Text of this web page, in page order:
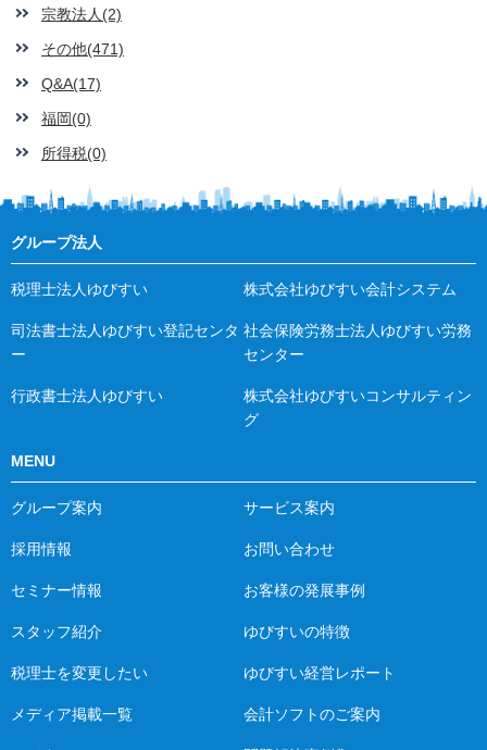
宗教法人(2)
その他(471)
Q&A(17)
福岡(0)
所得税(0)
グループ法人
税理士法人ゆびすい 株式会社ゆびすい会計システム
司法書士法人ゆびすい登記センタ
ー
社会保険労務士法人ゆびすい労務
センター
行政書士法人ゆびすい
株式会社ゆびすいコンサルティン
グ
MENU
グループ案内 サービス案内
採用情報 お問い合わせ
セミナー情報 お客様の発展事例
スタッフ紹介 ゆびすいの特徴
税理士を変更したい ゆびすい経営レポート
メディア掲載一覧 会計ソフトのご案内